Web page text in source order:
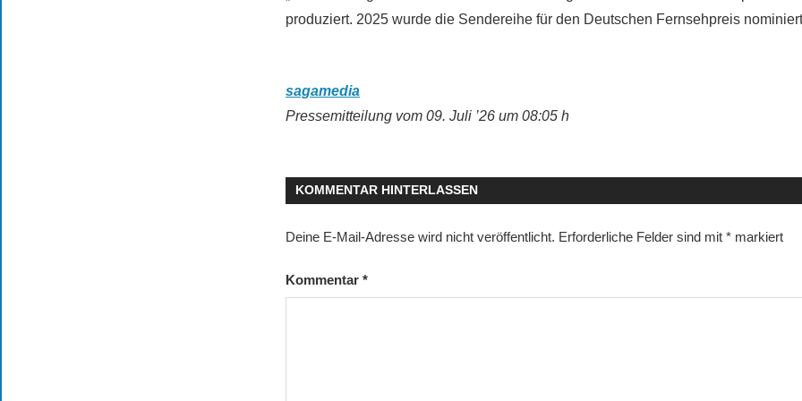
produziert. 2025 wurde die Sendereihe für den Deutschen Fernsehpreis
sagamedia
Pressemitteilung vom 09. Juli ’26 um 08:05 h
KOMMENTAR HINTERLASSEN
Deine E-Mail-Adresse wird nicht veröffentlicht. Erforderliche Felder sind mit* markiert
Kommentar*